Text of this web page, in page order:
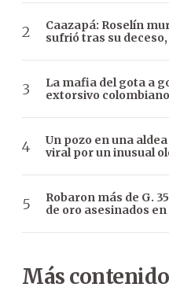
Caazapá: Roselín
sufrió tras su
La mafia del gota a
extorsivo
Un pozo en una
viral por un inusual
Robaron más de G.
de oro asesinados
Más